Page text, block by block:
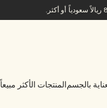
بالجسم المنتجات الأكثر مبيعاً